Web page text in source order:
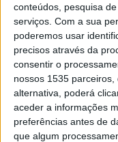
conteúdos, pesquisa
serviços. Com a sua
poderemos usar
precisos através da
consentir o
nossos 1535
alternativa, poderá
aceder a informações
preferências antes de
que algum
Organizado pela
Branco, o torneio
desportivos das
Castelo Branco. O
vários alunos da
Depois de uma
momentos de